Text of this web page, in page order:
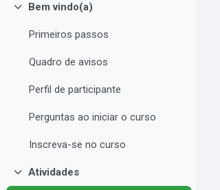
Collapse
Bem vindo(a)
Primeiros passos
Quadro de avisos
Perfil de participante
Perguntas ao iniciar o curso
Inscreva-se no curso
Collapse
Atividades